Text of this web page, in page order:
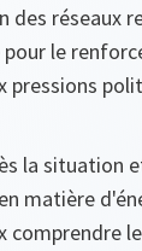
des réseaux
le
pressions
la situation
matière
comprendre